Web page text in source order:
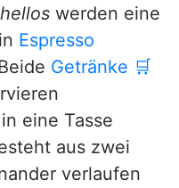
werden eine
Espresso
Getränke 🛒
eine Tasse
aus zwei
verlaufen